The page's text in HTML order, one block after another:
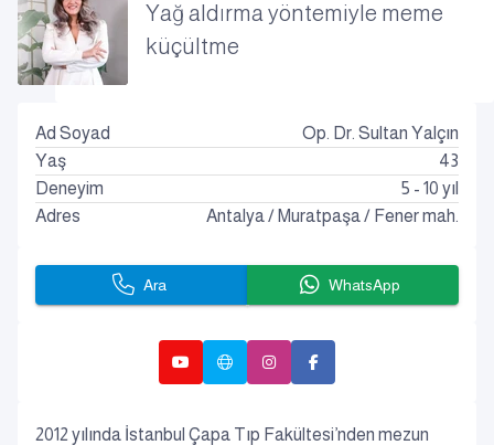
Yağ aldırma yöntemiyle meme
küçültme
2012 yılında İstanbul Çapa Tıp Fakültesi’nden mezun
Ad Soyad
Op. Dr. Sultan Yalçın
Yaş
43
Deneyim
5 - 10 yıl
Adres
Antalya/ Muratpaşa/ Fener mah.
Ara WhatsApp